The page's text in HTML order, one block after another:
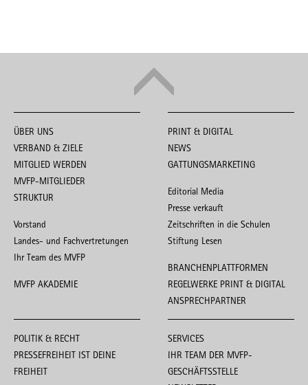
ÜBER UNS
VERBAND & ZIELE
MITGLIED WERDEN
MVFP-MITGLIEDER
STRUKTUR
Vorstand
Landes- und Fachvertretungen
Ihr Team des MVFP
MVFP AKADEMIE
PRINT & DIGITAL
NEWS
GATTUNGSMARKETING
Editorial Media
Presse verkauft
Zeitschriften in die Schulen
Stiftung Lesen
BRANCHENPLATTFORMEN
REGELWERKE PRINT & DIGITAL
ANSPRECHPARTNER
POLITIK & RECHT
PRESSEFREIHEIT IST DEINE
FREIHEIT
SERVICES
IHR TEAM DER MVFP-
GESCHÄFTSSTELLE